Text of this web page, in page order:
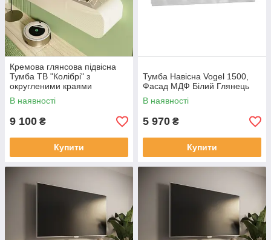
Кремова глянсова підвісна
Тумба ТВ "Колібрі" з
округленими краями
В наявності
9 100 ₴
Купити
Тумба Навісна Vogel 1500,
Фасад МДФ Білий Глянець
В наявності
5 970 ₴
Купити